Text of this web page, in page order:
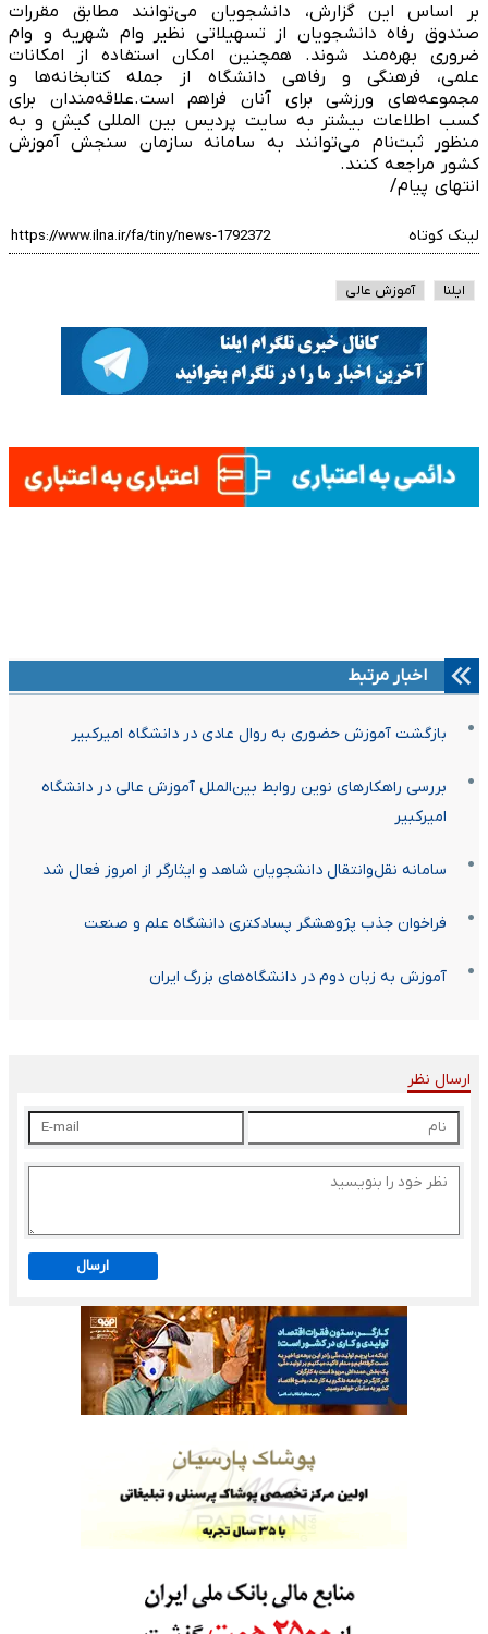
بر اساس این گزارش، دانشجویان می‌توانند مطابق مقررات
صندوق رفاه دانشجویان از تسهیلاتی نظیر وام شهریه و وام
ضروری بهره‌مند شوند. همچنین امکان استفاده از امکانات
علمی، فرهنگی و رفاهی دانشگاه از جمله کتابخانه‌ها و
مجموعه‌های ورزشی برای آنان فراهم است.علاقه‌مندان برای
کسب اطلاعات بیشتر به سایت پردیس بین المللی کیش و به
منظور ثبت‌نام می‌توانند به سامانه سازمان سنجش آموزش
کشور مراجعه کنند.
انتهای پیام/
لینک کوتاه
ایلنا آموزش عالی
اخبار مرتبط
بازگشت آموزش حضوری به روال عادی در دانشگاه امیرکبیر
بررسی راهکارهای نوین روابط بین‌الملل آموزش عالی در دانشگاه
امیرکبیر
سامانه نقل‌وانتقال دانشجویان شاهد و ایثارگر از امروز فعال شد
فراخوان جذب پژوهشگر پسادکتری دانشگاه علم ‌و صنعت
آموزش به زبان دوم در دانشگاه‌های بزرگ ایران
ارسال نظر
ارسال